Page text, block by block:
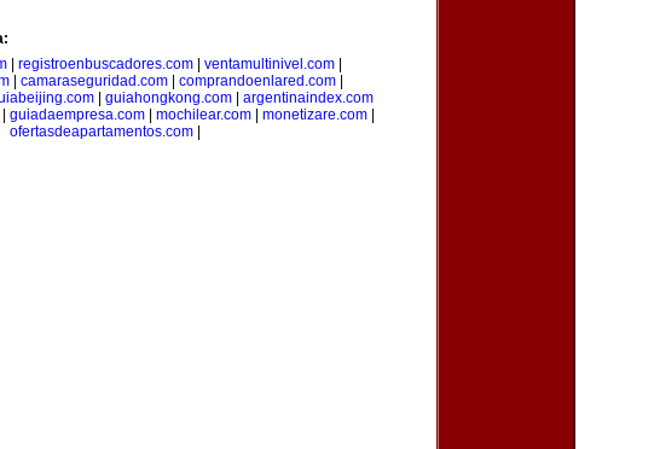
| registroenbuscadores.com| ventamultinivel.com|
| camaraseguridad.com| comprandoenlared.com|
| guiahongkong.com| argentinaindex.com
guiadaempresa.com| mochilear.com| monetizare.com|
ofertasdeapartamentos.com